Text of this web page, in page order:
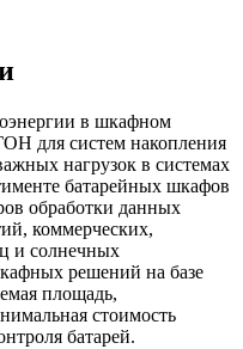
в шкафном
для систем накопления
нагрузок в системах
батарейных шкафов
обработки данных
коммерческих,
и солнечных
решений на базе
площадь,
стоимость
батарей.